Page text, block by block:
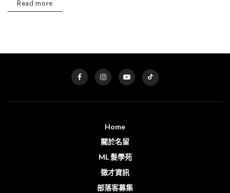
Read more
Home
關於名留
ML 髮學苑
徵才資訊
部落客募集